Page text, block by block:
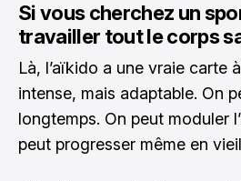
Si vous cherchez un
travailler tout le corps
Là, l’aïkido a une vraie carte
intense, mais adaptable. On
longtemps. On peut moduler
peut progresser même en